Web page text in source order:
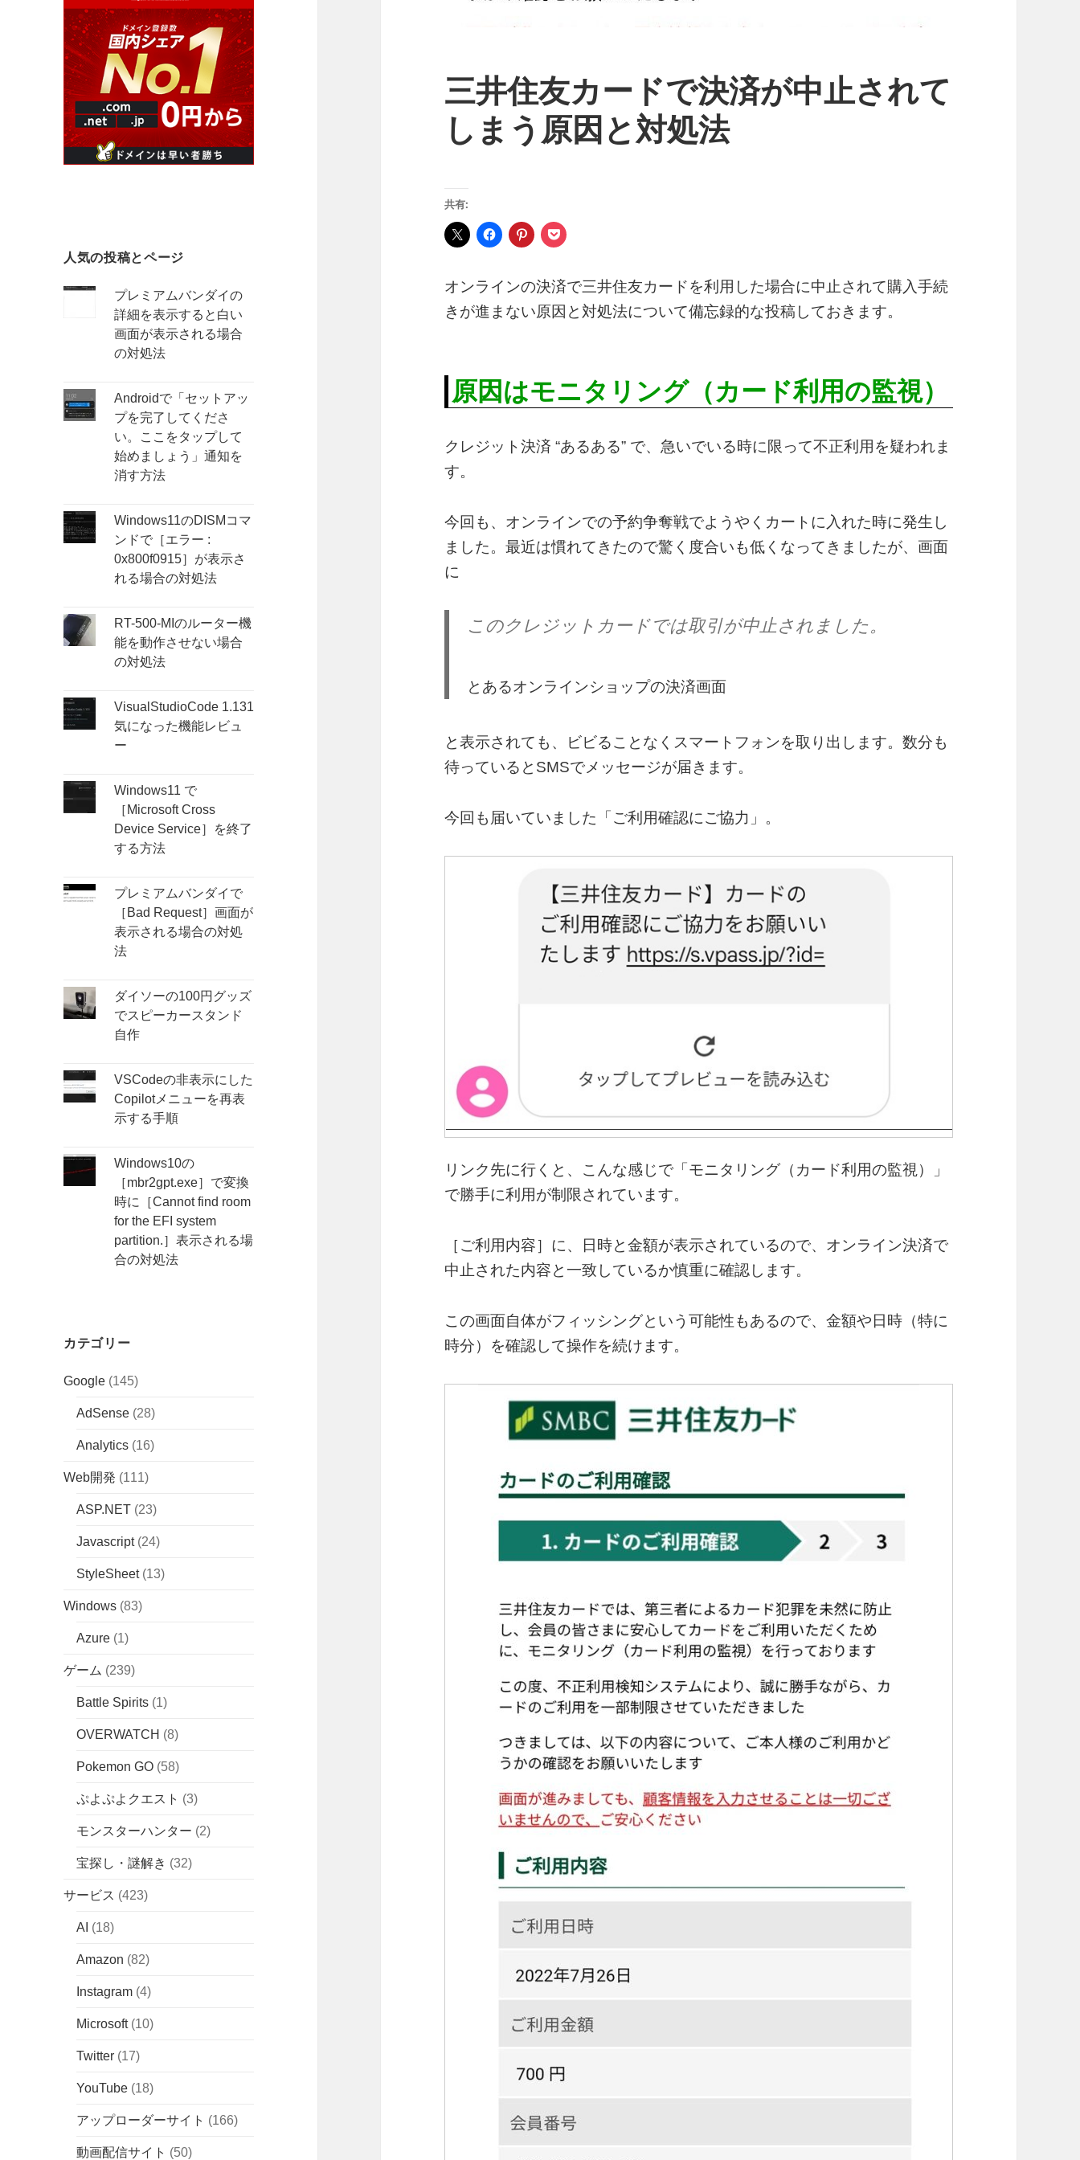
人気の投稿とページ
プレミアムバンダイの
詳細を表示すると白い
画面が表示される場合
の対処法
Androidで「セットアッ
プを完了してくださ
い。ここをタップして
始めましょう」通知を
消す方法
Windows11のDISMコマ
ンドで［エラー :
0x800f0915］が表示さ
れる場合の対処法
RT-500-MIのルーター機
能を動作させない場合
の対処法
VisualStudioCode 1.131
気になった機能レビュ
ー
Windows11 で
［Microsoft Cross
Device Service］を終了
する方法
プレミアムバンダイで
［Bad Request］画面が
表示される場合の対処
法
ダイソーの100円グッズ
でスピーカースタンド
自作
VSCodeの非表示にした
Copilotメニューを再表
示する手順
Windows10の
［mbr2gpt.exe］で変換
時に［Cannot find room
for the EFI system
partition.］表示される場
合の対処法
カテゴリー
Google (145)
AdSense (28)
Analytics (16)
Web開発 (111)
ASP.NET (23)
Javascript(24)
StyleSheet(13)
Windows (83)
Azure (1)
ゲーム (239)
Battle Spirits (1)
OVERWATCH (8)
Pokemon GO (58)
ぷよぷよクエスト (3)
モンスターハンター (2)
宝探し・謎解き (32)
サービス (423)
AI (18)
Amazon (82)
Instagram (4)
Microsoft(10)
Twitter (17)
YouTube (18)
アップローダーサイト (166)
動画配信サイト (50)
三井住友カードで決済が中止されて
しまう原因と対処法
共有:
オンラインの決済で三井住友カードを利用した場合に中止されて購入手続
きが進まない原因と対処法について備忘録的な投稿しておきます。
原因はモニタリング（カード利用の監視）
クレジット決済 “あるある” で、急いでいる時に限って不正利用を疑われま
す。
今回も、オンラインでの予約争奪戦でようやくカートに入れた時に発生し
ました。最近は慣れてきたので驚く度合いも低くなってきましたが、画面
に
このクレジットカードでは取引が中止されました。
とあるオンラインショップの決済画面
と表示されても、ビビることなくスマートフォンを取り出します。数分も
待っているとSMSでメッセージが届きます。
今回も届いていました「ご利用確認にご協力」。
リンク先に行くと、こんな感じで「モニタリング（カード利用の監視）」
で勝手に利用が制限されています。
［ご利用内容］に、日時と金額が表示されているので、オンライン決済で
中止された内容と一致しているか慎重に確認します。
この画面自体がフィッシングという可能性もあるので、金額や日時（特に
時分）を確認して操作を続けます。